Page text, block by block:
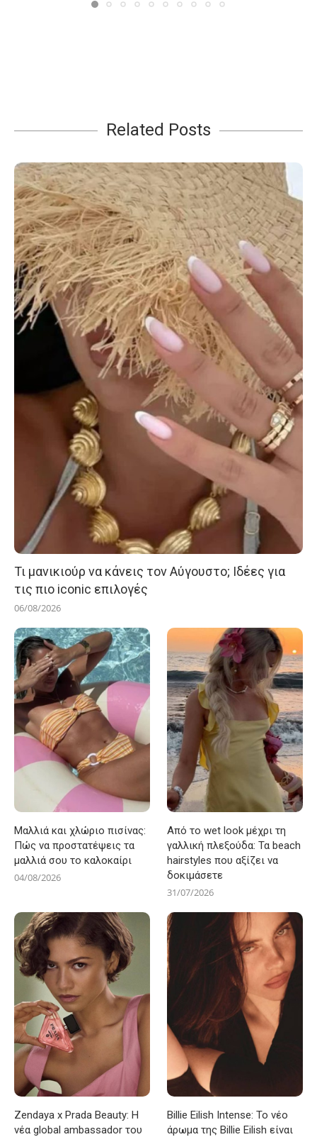
Related Posts
Τι μανικιούρ να κάνεις τον Αύγουστο; Ιδέες για
τις πιο iconic επιλογές
06/08/2026
Μαλλιά και χλώριο πισίνας:
Πώς να προστατέψεις τα
μαλλιά σου το καλοκαίρι
04/08/2026
Από το wet look μέχρι τη
γαλλική πλεξούδα: Τα beach
hairstyles που αξίζει να
δοκιμάσετε
31/07/2026
Zendaya x Prada Beauty: Η
νέα global ambassador του
Billie Eilish Intense: Το νέο
άρωμα της Billie Eilish είναι